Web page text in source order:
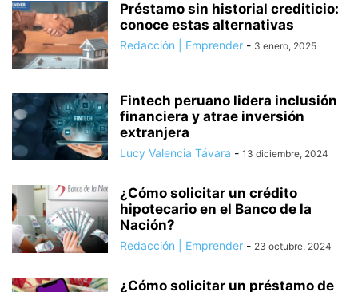
Préstamo sin historial crediticio:
conoce estas alternativas
Redacción | Emprender - 3 enero, 2025
Fintech peruano lidera inclusión
financiera y atrae inversión
extranjera
Lucy Valencia Távara - 13 diciembre, 2024
¿Cómo solicitar un crédito
hipotecario en el Banco de la
Nación?
Redacción | Emprender - 23 octubre, 2024
¿Cómo solicitar un préstamo de